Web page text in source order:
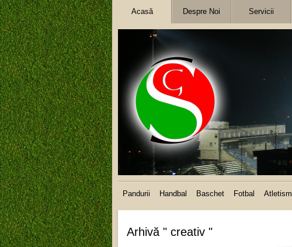
Acasă Despre Noi Servicii
Pandurii Handbal Baschet Fotbal Atletism
Arhivă " creativ "